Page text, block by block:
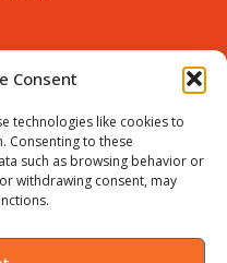
Consent
technologies like cookies to
Consenting to these
such as browsing behavior or
withdrawing consent, may
2025
registered office in via Paolo
198535